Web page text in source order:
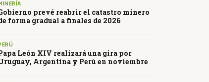
prevé reabrir el catastro minero
forma gradual a finales de 2026
León XIV realizará una gira por
Argentina y Perú en noviembre